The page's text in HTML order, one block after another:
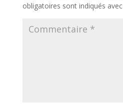
obligatoires sont indiqués avec